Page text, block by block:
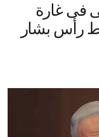
فى غارة
رأس بشار